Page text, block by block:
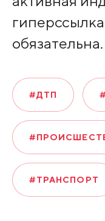
обязательна.
#ДТП
#ТРАНСПОРТ